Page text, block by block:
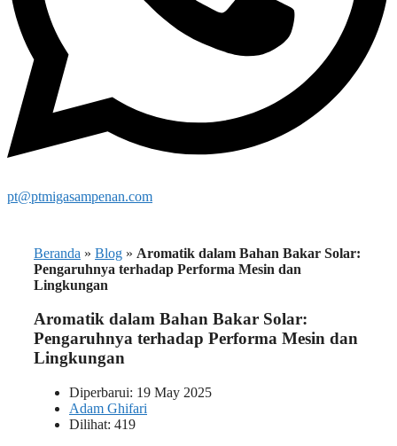
pt@ptmigasampenan.com
Beranda » Blog » Aromatik dalam Bahan Bakar Solar:
Pengaruhnya terhadap Performa Mesin dan
Lingkungan
Aromatik dalam Bahan Bakar Solar:
Pengaruhnya terhadap Performa Mesin dan
Lingkungan
Diperbarui: 19 May 2025
Adam Ghifari
Dilihat: 419